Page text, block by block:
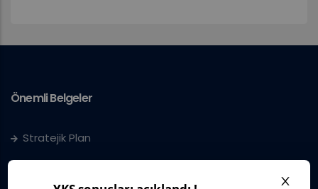
Önemli Belgeler
Stratejik Plan